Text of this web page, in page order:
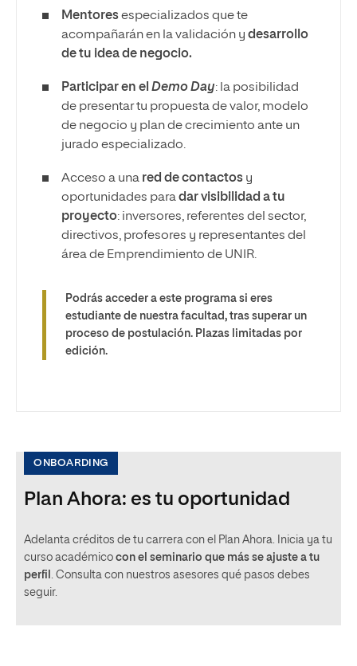
Mentoresespecializados que te
acompañarán en la validación y desarrollo
de tu idea de negocio.
Participar en el Demo Day: la posibilidad
de presentar tu propuesta de valor, modelo
de negocio y plan de crecimiento ante un
jurado especializado.
Acceso a una red de contactos y
oportunidades paradar visibilidad a tu
proyecto: inversores, referentes del sector,
directivos, profesores y representantes del
área de Emprendimiento de UNIR.
Podrás acceder a este programa si eres
estudiante de nuestra facultad, tras superar un
proceso de postulación. Plazas limitadas por
edición.
ONBOARDING
Plan Ahora: es tu oportunidad
Adelanta créditos de tu carrera con el Plan Ahora. Inicia ya tu
curso académico con el seminario que más se ajuste a tu
perfil . Consulta con nuestros asesores qué pasos debes
seguir.